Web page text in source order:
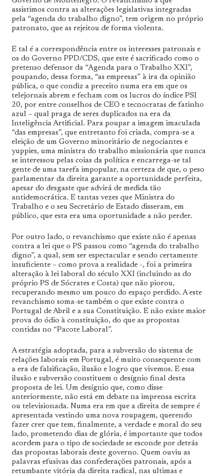
assistimos contra as alterações legislativas integradas
pela “agenda do trabalho digno”, tem origem no próprio
patronato, que as rejeitou de forma violenta.
E tal é a correspondência entre os interesses patronais e
os do Governo PPD/CDS, que este é sacrificado como o
pretenso defensor da “Agenda para o Trabalho XXI”,
poupando, dessa forma, “as empresas” à ira da opinião
pública, o que condiz a preceito numa era em que os
telejornais abrem e fecham com os lucros do índice PSI
20, por entre conselhos de CEO e tecnocratas de fatinho
azul – qual praga de seres duplicados na era da
Inteligência Artificial. Para poupar a imagem imaculada
“das empresas”, que entretanto foi criada, compra-se a
eleição de um Governo minoritário de negociantes e
yuppies, uma ministra do trabalho missionária que nunca
se interessou pelas coias da política e encarrega-se tal
gente de uma tarefa impopular, na certeza de que, o peso
parlamentar da direita garante a oportunidade perfeita,
apesar do desgaste que advirá de medida tão
antidemocrática. E tantas vezes que Ministra do
Trabalho e o seu Secretário de Estado disseram, em
público, que esta era uma oportunidade a não perder.
Por outro lado, o revanchismo que existe não é apenas
contra a lei que o PS passou como “agenda do trabalho
digno”, a qual, sem ser espectacular e sendo certamente
insuficiente – como prova a realidade -, foi a primeira
alteração à lei laboral do século XXI (incluindo as do
próprio PS de Sócrates e Costa) que não piorou,
recuperando mesmo um pouco do espaço perdido. A este
revanchismo soma-se também o que existe contra o
Portugal de Abril e a sua Constituição. E não existe maior
prova do ódio à constituição, do que as propostas
contidas no “Pacote Laboral”.
A estratégia adoptada, para a subversão do sistema de
relações laborais em Portugal, é muito consequente com
a era de falsificação, ilusão e logro que vivemos. E essa
ilusão e subversão constituem o desígnio final desta
proposta de lei. Um desígnio que, como disse
anteriormente, não está em debate na imprensa escrita
ou televisionada. Numa era em que a direita de sempre é
apresentada vestindo uma nova roupagem, querendo
fazer crer que tem, finalmente, a verdade e moral do seu
lado, prometendo dias de glória, é importante que todos
acordem para o tipo de sociedade se esconde por detrás
das propostas laborais deste governo. Quem ouviu as
palavras efusivas das confederações patronais, após a
retumbante vitória da direita radical, nas ultimas e